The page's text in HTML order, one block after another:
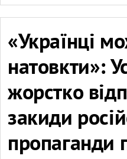
«Українці
натовкти»:
жорстко
закиди
пропаганди